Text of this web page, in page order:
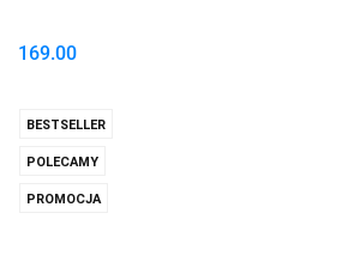
169.00
BESTSELLER
POLECAMY
PROMOCJA